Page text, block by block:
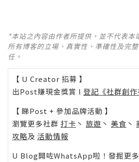
*本站之內容由作者所提供，並不代表本
所有博客的立場、真實性、準確性及完
任。
【 U Creator 招募 】
出Post賺現金獎賞 l 登記《社群創作
【 睇Post + 參加品牌活動 】
瀏覽更多社群 打卡 丶 旅遊 丶 美食 丶
攻略及 活動情報
U Blog開咗WhatsApp啦！發掘更多